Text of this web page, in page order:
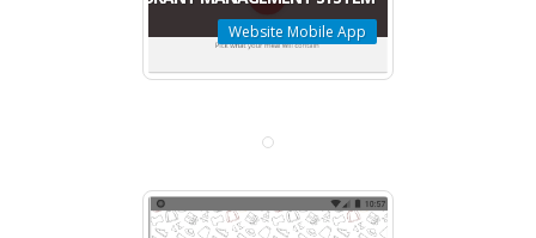
Website Mobile App